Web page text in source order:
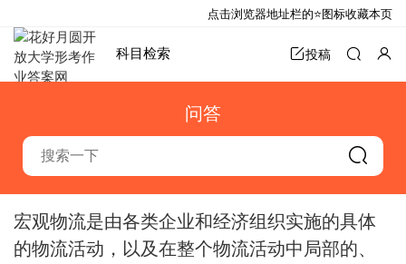
科目检索 投稿
问答
宏观物流是由各类企业和经济组织实施的具体
的物流活动，以及在整个物流活动中局部的、
点击浏览器地址栏的⭐图标收藏本页